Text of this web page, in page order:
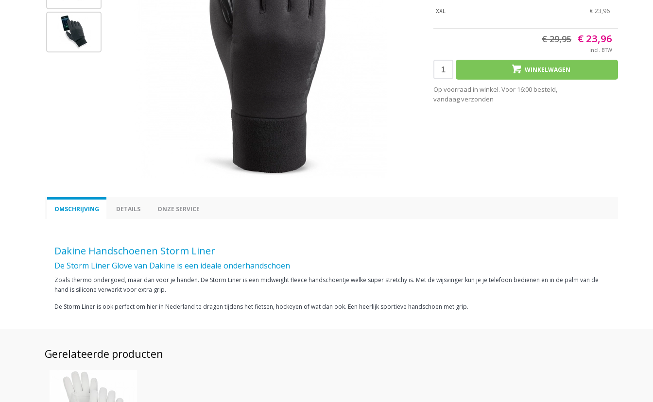
XXL € 23,96
€ 29,95 € 23,96
incl. BTW
WINKELWAGEN
Op voorraad in winkel. Voor 16:00 besteld,
vandaag verzonden
OMSCHRIJVING DETAILS ONZE SERVICE
Dakine Handschoenen Storm Liner
De Storm Liner Glove van Dakine is een ideale onderhandschoen
Zoals thermo ondergoed, maar dan voor je handen. De Storm Liner is een midweight fleece handschoentje welke super stretchy is. Met de wijsvinger kun je je telefoon bedienen en in de palm van de
hand is silicone verwerkt voor extra grip.
De Storm Liner is ook perfect om hier in Nederland te dragen tijdens het fietsen, hockeyen of wat dan ook. Een heerlijk sportieve handschoen met grip.
Gerelateerde producten